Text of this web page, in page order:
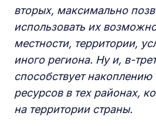
вторых, максимально
использовать их
местности, территории,
иного региона. Ну и, в-
способствует
ресурсов в тех районах,
на территории страны.